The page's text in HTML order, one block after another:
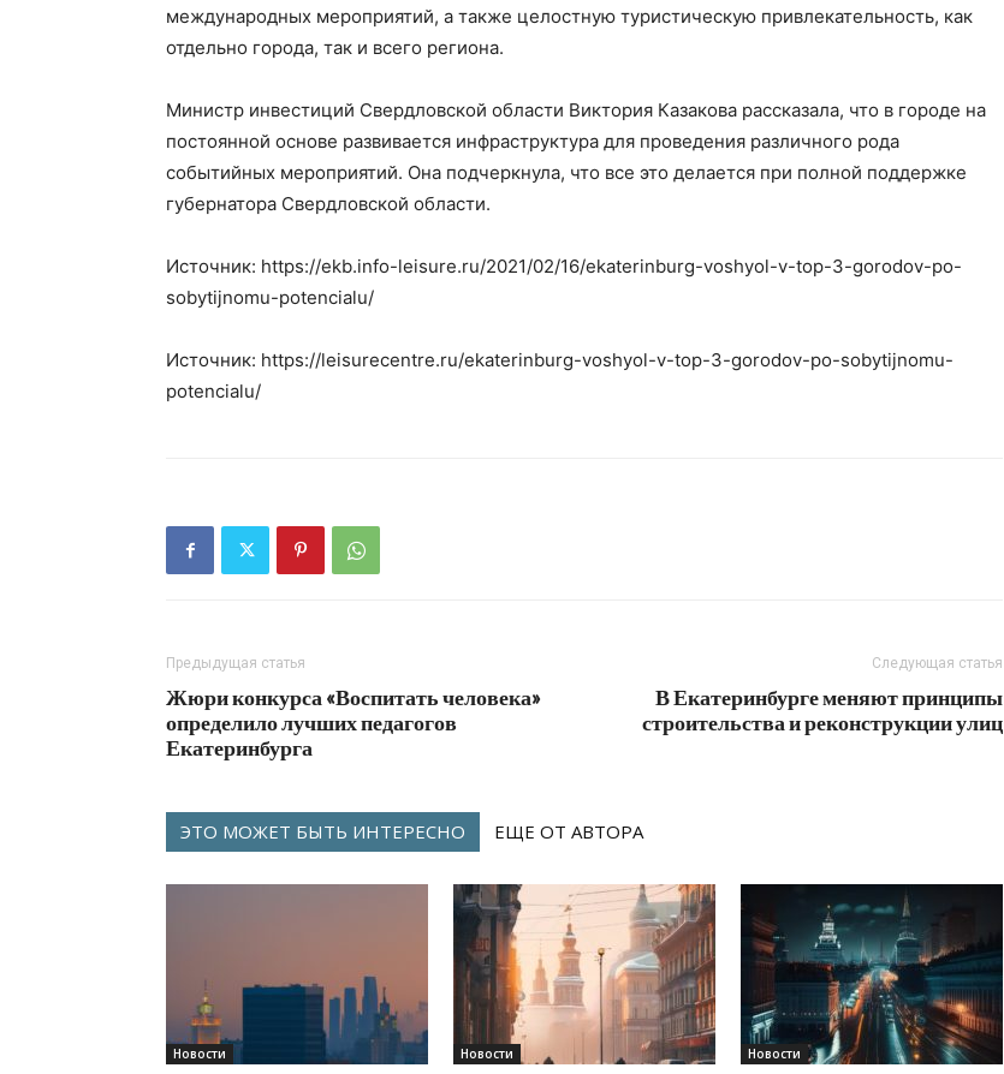
международных мероприятий, а также целостную туристическую привлекательность, как
отдельно города, так и всего региона.
Министр инвестиций Свердловской области Виктория Казакова рассказала, что в городе на
постоянной основе развивается инфраструктура для проведения различного рода
событийных мероприятий. Она подчеркнула, что все это делается при полной поддержке
губернатора Свердловской области.
Источник: https://ekb.info-leisure.ru/2021/02/16/ekaterinburg-voshyol-v-top-3-gorodov-po-
sobytijnomu-potencialu/
Источник: https://leisurecentre.ru/ekaterinburg-voshyol-v-top-3-gorodov-po-sobytijnomu-
potencialu/
Предыдущая статья
Жюри конкурса «Воспитать человека»
определило лучших педагогов
Екатеринбурга
Следующая статья
В Екатеринбурге меняют принципы
строительства и реконструкции улиц
ЭТО МОЖЕТ БЫТЬ ИНТЕРЕСНО ЕЩЕ ОТ АВТОРА
Новости Новости Новости